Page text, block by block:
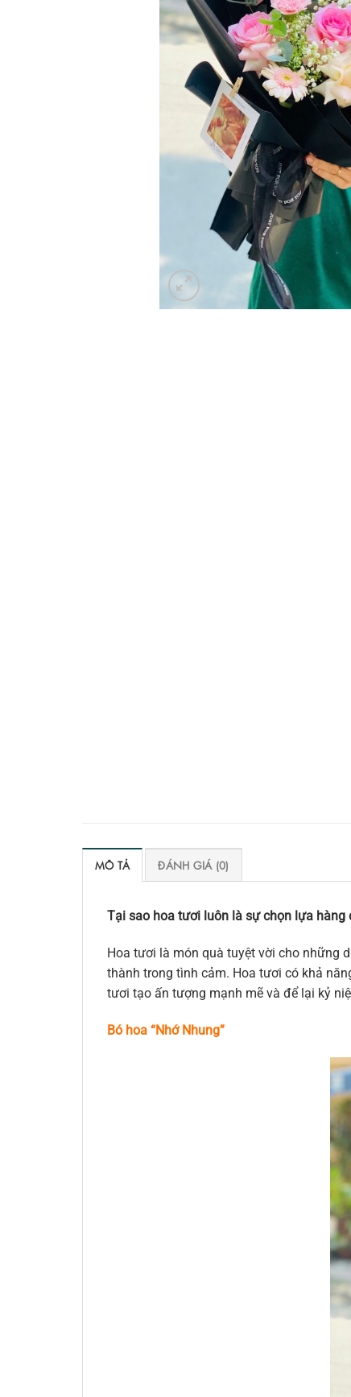
MÔ TẢ ĐÁNH GIÁ (0)
Tại sao hoa tươi luôn là sự chọn lựa hàng
Hoa tươi là món quà tuyệt vời cho những
thành trong tình cảm. Hoa tươi có khả
tươi tạo ấn tượng mạnh mẽ và để lại kỷ
Bó hoa “Nhớ Nhung”